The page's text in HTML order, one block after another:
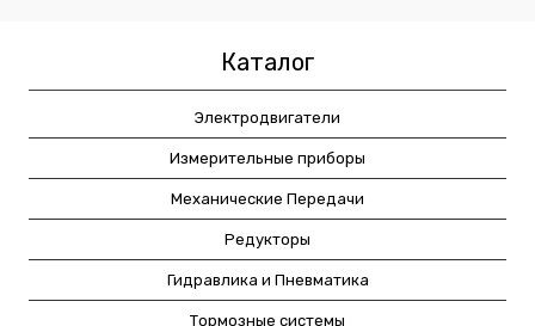
Каталог
Электродвигатели
Измерительные приборы
Механические Передачи
Редукторы
Гидравлика и Пневматика
Тормозные системы